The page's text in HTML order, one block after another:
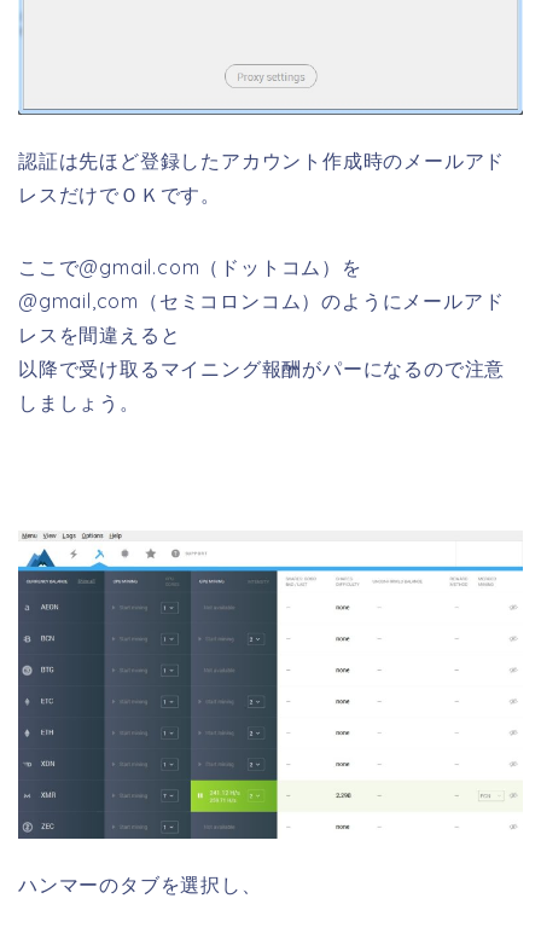
認証は先ほど登録したアカウント作成時のメールアド
レスだけでＯＫです。
ここで@gmail.com（ドットコム）を
@gmail,com（セミコロンコム）のようにメールアド
レスを間違えると
以降で受け取るマイニング報酬がパーになるので注意
しましょう。
ハンマーのタブを選択し、